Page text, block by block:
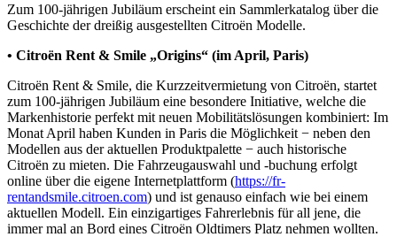
Zum 100-jährigen Jubiläum erscheint ein Sammlerkatalog über die
Geschichte der dreißig ausgestellten Citroën Modelle.
• Citroën Rent & Smile „Origins“ (im April, Paris)
Citroën Rent & Smile, die Kurzzeitvermietung von Citroën, startet
zum 100-jährigen Jubiläum eine besondere Initiative, welche die
Markenhistorie perfekt mit neuen Mobilitätslösungen kombiniert: Im
Monat April haben Kunden in Paris die Möglichkeit − neben den
Modellen aus der aktuellen Produktpalette − auch historische
Citroën zu mieten. Die Fahrzeugauswahl und -buchung erfolgt
online über die eigene Internetplattform (https://fr-
rentandsmile.citroen.com) und ist genauso einfach wie bei einem
aktuellen Modell. Ein einzigartiges Fahrerlebnis für all jene, die
immer mal an Bord eines Citroën Oldtimers Platz nehmen wollten.